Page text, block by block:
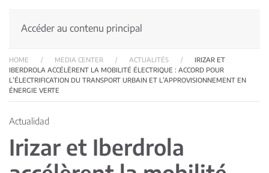
Accéder au contenu principal
HOME MEDIA CENTER ACTUALITÉS
IRIZAR ET
IBERDROLA ACCÉLÈRENT LA MOBILITÉ ÉLECTRIQUE : ACCORD POUR
L’ÉLECTRIFICATION DU TRANSPORT URBAIN ET L’APPROVISIONNEMENT EN
ÉNERGIE VERTE
Actualidad
Irizar et Iberdrola